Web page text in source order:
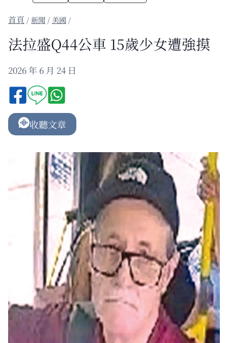
/新聞 / 美國 /
法拉盛Q44公車 15歲少女遭強摸
2026 年 6 月 24 日
收聽文章